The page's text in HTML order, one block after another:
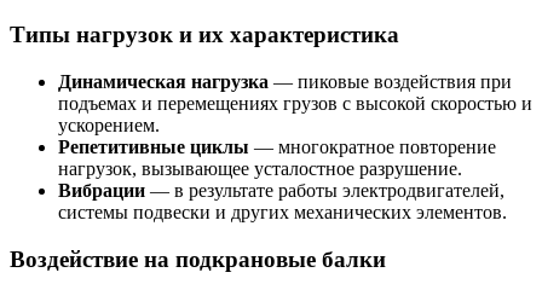
Типы нагрузок и их характеристика
Динамическая нагрузка — пиковые воздействия при
подъемах и перемещениях грузов с высокой скоростью и
ускорением.
Репетитивные циклы — многократное повторение
нагрузок, вызывающее усталостное разрушение.
Вибрации — в результате работы электродвигателей,
системы подвески и других механических элементов.
Воздействие на подкрановые балки